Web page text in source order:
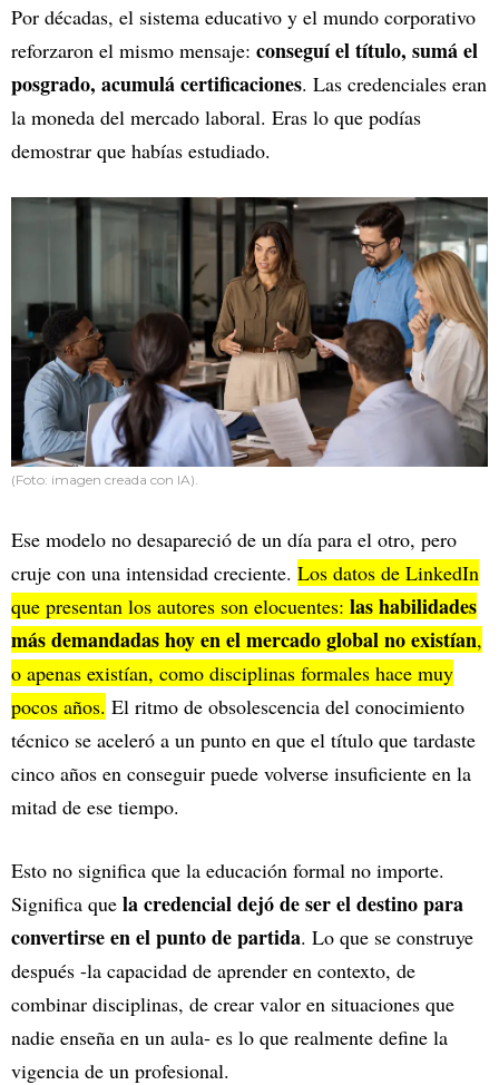
Por décadas, el sistema educativo y el mundo corporativo
reforzaron el mismo mensaje: conseguí el título, sumá el
posgrado, acumulá certificaciones. Las credenciales eran
la moneda del mercado laboral. Eras lo que podías
demostrar que habías estudiado.
(Foto: imagen creada con IA).
Ese modelo no desapareció de un día para el otro, pero
cruje con una intensidad creciente. Los datos de LinkedIn
que presentan los autores son elocuentes: las habilidades
más demandadas hoy en el mercado global no existían,
o apenas existían, como disciplinas formales hace muy
pocos años. El ritmo de obsolescencia del conocimiento
técnico se aceleró a un punto en que el título que tardaste
cinco años en conseguir puede volverse insuficiente en la
mitad de ese tiempo.
Esto no significa que la educación formal no importe.
Significa que la credencial dejó de ser el destino para
convertirse en el punto de partida. Lo que se construye
después -la capacidad de aprender en contexto, de
combinar disciplinas, de crear valor en situaciones que
nadie enseña en un aula- es lo que realmente define la
vigencia de un profesional.